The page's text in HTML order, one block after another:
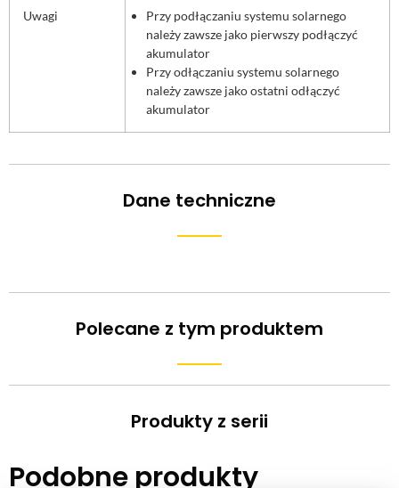
Uwagi
Przy podłączaniu systemu solarnego
należy zawsze jako pierwszy podłączyć
akumulator
Przy odłączaniu systemu solarnego
należy zawsze jako ostatni odłączyć
akumulator
Dane techniczne
Polecane z tym produktem
Produkty z serii
Podobne produkty